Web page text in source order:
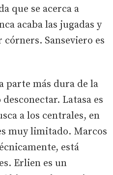
que se acerca a
acaba las jugadas y
Sanseviero es
parte más dura de la
Latasa es
a los centrales, en
muy limitado. Marcos
está
Erlien es un